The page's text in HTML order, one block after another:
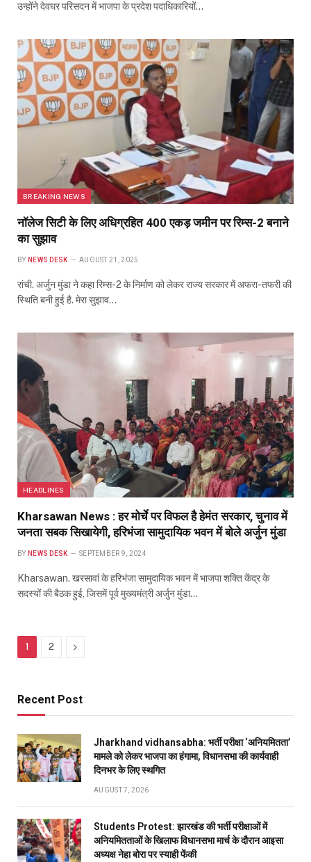
उन्होंने देवघर परिसदन में भाजपा के प्रदेश पदाधिकारियों…
BREAKING NEWS
नॉलेज सिटी के लिए अधिग्रहित 400 एकड़ जमीन पर रिम्स-2 बनाने
का सुझाव
BY NEWS DESK AUGUST 21, 2025
रांची. अर्जुन मुंडा ने कहा रिम्स-2 के निर्माण को लेकर राज्य सरकार में अफरा-तफरी की
स्थिति बनी हुई है. मेरा सुझाव…
HEADLINES
Kharsawan News : हर मोर्चे पर विफल है हेमंत सरकार, चुनाव में
जनता सबक सिखायेगी, हरिभंजा सामुदायिक भवन में बोले अर्जुन मुंडा
BY NEWS DESK SEPTEMBER 9, 2024
Kharsawan. खरसावां के हरिभंजा सामुदायिक भवन में भाजपा शक्ति केंद्र के
सदस्यों की बैठक हुई, जिसमें पूर्व मुख्यमंत्री अर्जुन मुंडा…
1 2 Next
Recent Post
Jharkhand vidhansabha: भर्ती परीक्षा ‘अनियमितता’
मामले को लेकर भाजपा का हंगामा, विधानसभा की कार्यवाही
दिनभर के लिए स्थगित
AUGUST 7, 2026
Students Protest: झारखंड की भर्ती परीक्षाओं में
अनियमितताओं के खिलाफ विधानसभा मार्च के दौरान आइसा
अध्यक्ष नेहा बोरा पर स्याही फेंकी